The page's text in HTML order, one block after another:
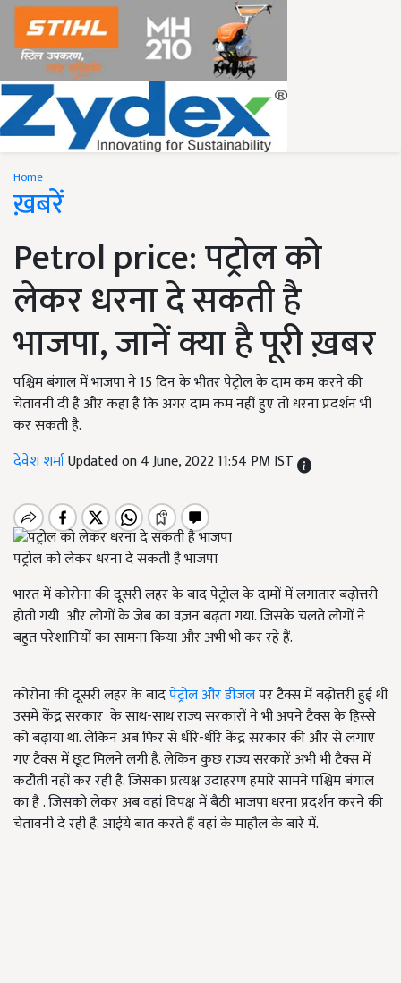
Home
ख़बरें
Petrol price: पट्रोल को
लेकर धरना दे सकती है
भाजपा, जानें क्या है पूरी ख़बर
पश्चिम बंगाल में भाजपा ने 15 दिन के भीतर पेट्रोल के दाम कम करने की
चेतावनी दी है और कहा है कि अगर दाम कम नहीं हुए तो धरना प्रदर्शन भी
कर सकती है.
देवेश शर्माUpdated on 4 June, 2022 11:54 PM IST
पट्रोल को लेकर धरना दे सकती है भाजपा
भारत में कोरोना की दूसरी लहर के बाद पेट्रोल के दामों में लगातार बढ़ोत्तरी
होती गयी और लोगों के जेब का वज़न बढ़ता गया. जिसके चलते लोगों ने
बहुत परेशानियों का सामना किया और अभी भी कर रहे हैं.
कोरोना की दूसरी लहर के बादपेट्रोल और डीजलपर टैक्स में बढ़ोत्तरी हुई थी
उसमें केंद्र सरकार के साथ-साथ राज्य सरकारों ने भी अपने टैक्स के हिस्से
को बढ़ाया था. लेकिन अब फिर से धीरे-धीरे केंद्र सरकार की और से लगाए
गए टैक्स में छूट मिलने लगी है. लेकिन कुछ राज्य सरकारें अभी भी टैक्स में
कटौती नहीं कर रही है. जिसका प्रत्यक्ष उदाहरण हमारे सामने पश्चिम बंगाल
का है . जिसको लेकर अब वहां विपक्ष में बैठी भाजपा धरना प्रदर्शन करने की
चेतावनी दे रही है. आईये बात करते हैं वहां के माहौल के बारे में.